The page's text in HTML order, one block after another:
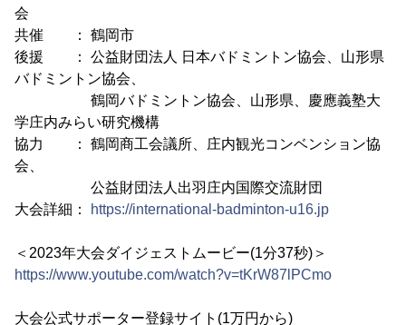
会
共催 ： 鶴岡市
後援 ： 公益財団法人 日本バドミントン協会、山形県
バドミントン協会、
鶴岡バドミントン協会、山形県、慶應義塾大
学庄内みらい研究機構
協力 ： 鶴岡商工会議所、庄内観光コンベンション協
会、
公益財団法人出羽庄内国際交流財団
大会詳細：
https://international-badminton-u16.jp
＜2023年大会ダイジェストムービー(1分37秒)＞
https://www.youtube.com/watch?v=tKrW87lPCmo
大会公式サポーター登録サイト(1万円から)